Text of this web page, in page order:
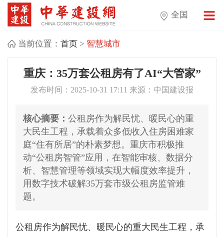
全国
当前位置： 首页> 智慧城市
重庆：35万套公租房有了AI“大管家”
发布时间：2025-10-31 17:11 来源：中国建设报
核心摘要： 公租房作为解民忧、暖民心的重
大民生工程，承载着众多低收入住房困难家
庭“住有所居”的朴素梦想。重庆市积极推
动“公租房智管”应用，在智能审核、数据分
析、智慧管理等领域实现大幅度效率提升，
用数字技术破解35万套市级公租房监管难
题。
公租房作为解民忧、暖民心的重大民生工程，承